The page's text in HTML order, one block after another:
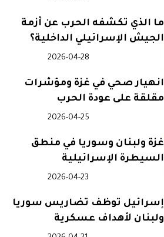
ما الذي تكشفه الحرب عن أزمة
الجيش الإسرائيلي الداخلية؟
2026-04-28
انهيار صحي في غزة ومؤشرات
مقلقة على عودة الحرب
2026-04-25
غزة ولبنان وسوريا في منطق
السيطرة الإسرائيلية
2026-04-23
إسرائيل توظف تضاريس سوريا
ولبنان لأهداف عسكرية